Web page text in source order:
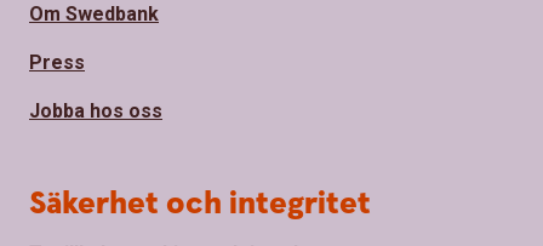
Om Swedbank
Press
Jobba hos oss
Säkerhet och integritet